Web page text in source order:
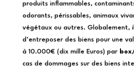
produits inflammables,
odorants, périssables, animaux
végétaux ou autres. Globalement,
d’entreposer des biens pour une
à 10.000€ (dix mille Euros) par
cas de dommages sur des biens